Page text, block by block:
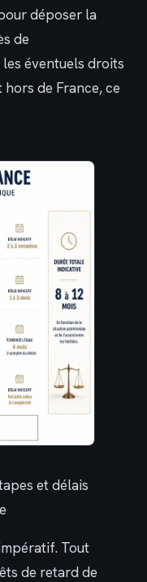
déposer la
de
éventuels droits
de France, ce
et délais
Tout
de retard de